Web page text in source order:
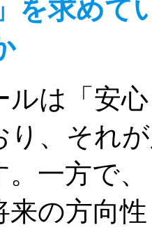
を求めて
ルは「安
り、それ
。一方で
来の方向